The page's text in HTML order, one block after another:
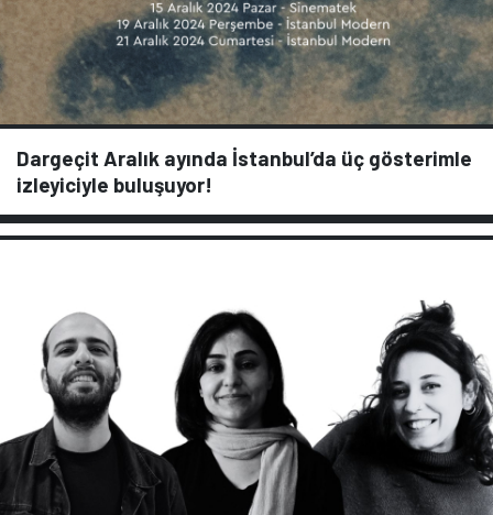
Dargeçit Aralık ayında İstanbul’da üç gösterimle
izleyiciyle buluşuyor!